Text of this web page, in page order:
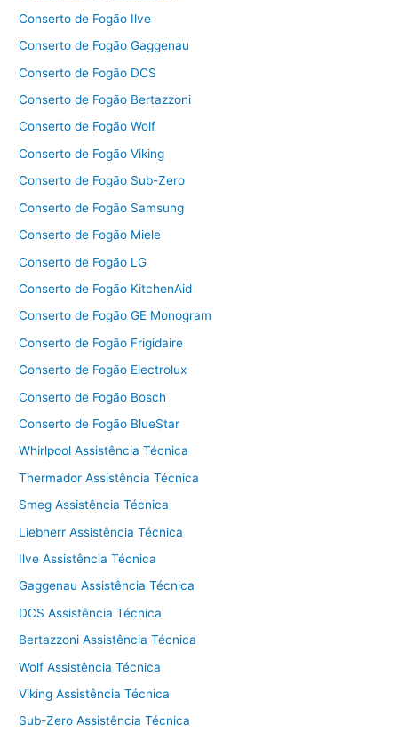
Conserto de Fogão Ilve
Conserto de Fogão Gaggenau
Conserto de Fogão DCS
Conserto de Fogão Bertazzoni
Conserto de Fogão Wolf
Conserto de Fogão Viking
Conserto de Fogão Sub-Zero
Conserto de Fogão Samsung
Conserto de Fogão Miele
Conserto de Fogão LG
Conserto de Fogão KitchenAid
Conserto de Fogão GE Monogram
Conserto de Fogão Frigidaire
Conserto de Fogão Electrolux
Conserto de Fogão Bosch
Conserto de Fogão BlueStar
Whirlpool Assistência Técnica
Thermador Assistência Técnica
Smeg Assistência Técnica
Liebherr Assistência Técnica
Ilve Assistência Técnica
Gaggenau Assistência Técnica
DCS Assistência Técnica
Bertazzoni Assistência Técnica
Wolf Assistência Técnica
Viking Assistência Técnica
Sub-Zero Assistência Técnica